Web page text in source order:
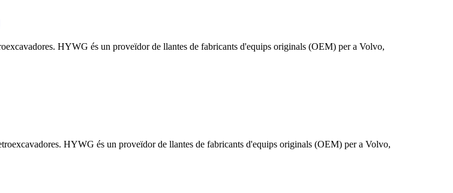
HYWG és un proveïdor de llantes de fabricants d'equips originals (OEM) per a Volvo,
HYWG és un proveïdor de llantes de fabricants d'equips originals (OEM) per a Volvo,